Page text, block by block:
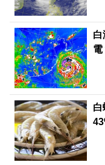
白
電
白